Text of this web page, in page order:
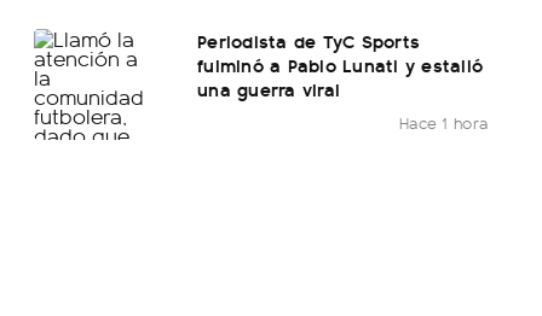
Periodista de TyC Sports
fulminó a Pablo Lunati y estalló
una guerra viral
Hace 1 hora